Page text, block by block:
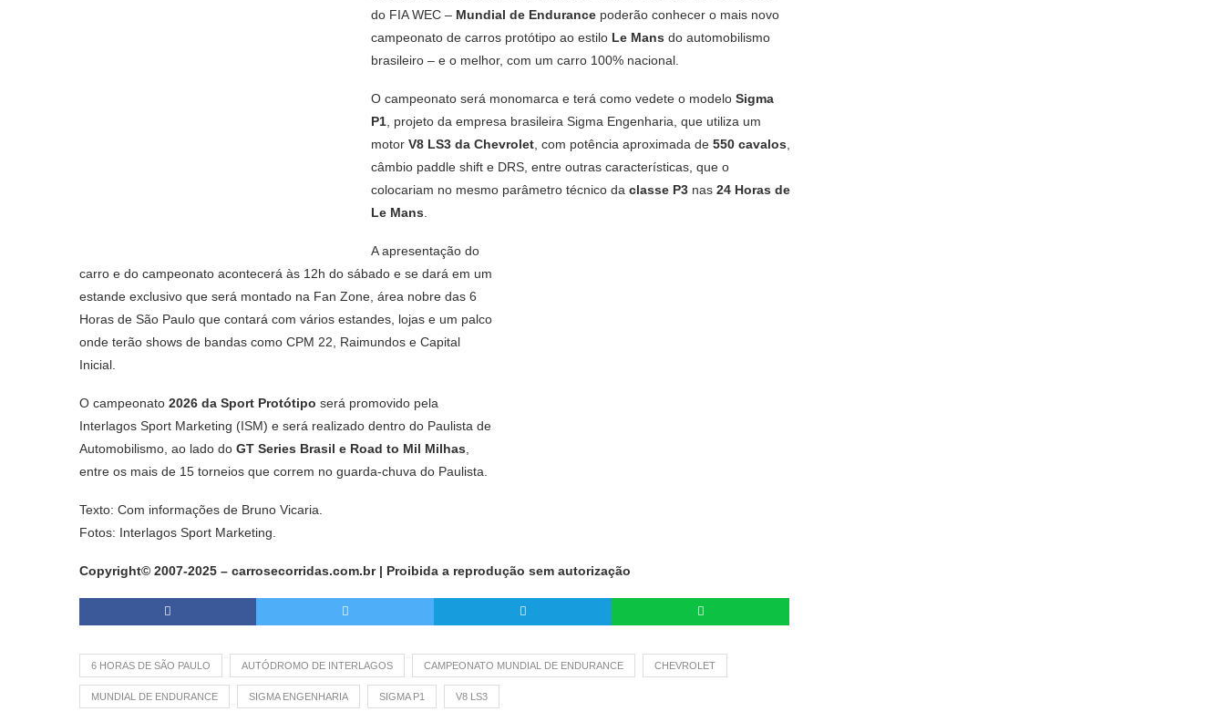
do FIA WEC – Mundial de Endurance poderão conhecer o mais novo
campeonato de carros protótipo ao estilo Le Mans do automobilismo
brasileiro – e o melhor, com um carro 100% nacional.
O campeonato será monomarca e terá como vedete o modelo Sigma
P1 , projeto da empresa brasileira Sigma Engenharia, que utiliza um
motor V8 LS3 da Chevrolet , com potência aproximada de 550 cavalos
câmbio paddle shift e DRS, entre outras características, que o
colocariam no mesmo parâmetro técnico da classe P3 nas 24 Horas de
Le Mans
A apresentação do
carro e do campeonato acontecerá às 12h do sábado e se dará em um
estande exclusivo que será montado na Fan Zone, área nobre das 6
Horas de São Paulo que contará com vários estandes, lojas e um palco
onde terão shows de bandas como CPM 22, Raimundos e Capital
Inicial.
O campeonato 2026 da Sport Protótipo será promovido pela
Interlagos Sport Marketing (ISM) e será realizado dentro do Paulista de
Automobilismo, ao lado do GT Series Brasil e Road to Mil Milhas
entre os mais de 15 torneios que correm no guarda-chuva do Paulista.
Texto: Com informações de Bruno Vicaria.
Fotos: Interlagos Sport Marketing.
Copyright© 2007-2025 – carrosecorridas.com.br | Proibida a reprodução sem autorização
6 HORAS DE SÃO PAULO AUTÓDROMO DE INTERLAGOS CAMPEONATO MUNDIAL DE ENDURANCE CHEVROLET
MUNDIAL DE ENDURANCE SIGMA ENGENHARIA SIGMA P1 V8 LS3